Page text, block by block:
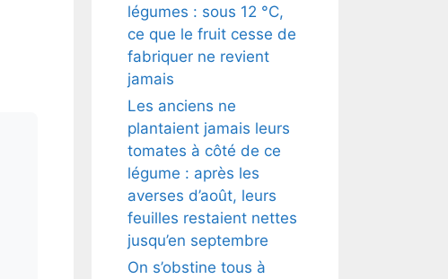
légumes : sous 12 °C,
ce que le fruit cesse de
fabriquer ne revient
jamais
Les anciens ne
plantaient jamais leurs
tomates à côté de ce
légume : après les
averses d’août, leurs
feuilles restaient nettes
jusqu’en septembre
On s’obstine tous à